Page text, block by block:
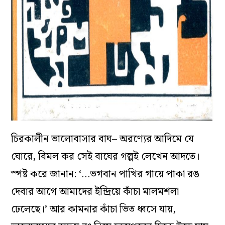
চিরকালীন ভালোবাসার বাঘ– অরণ্যের আদিমে যে
ঘোরে, বিমল কর সেই বাঘের গল্পই লেখেন আদতে।
স্পষ্ট করে জানান: ‘…ভগবান পাখির গায়ে পাকা রঙ
দেবার আগে আমাদের ইন্দ্রিয়ে কাঁচা মালমশলা
ঢেলেছে।’ আর কামনার কাঁচা ভিত ধ্বসে যায়,